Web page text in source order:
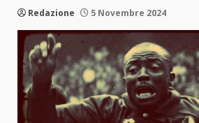
Redazione 5 Novembre 2024